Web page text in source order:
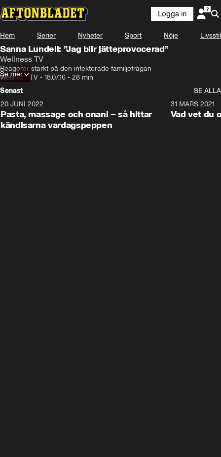
Logga in
Hem Serier Nyheter Sport Nöje Livsstil
Sanna Lundell: ”Jag blir jätteprovocerad”
Wellness TV
Reagerar starkt på den infekterade familjefrågan
Wellness TV • 18.07.16 • 28 min
Se mer
Senast
SE ALLA
20 JUNI 2022
Pasta, massage och onani – så hittar
kändisarna vardagspeppen
31 MARS 2021
Vad vet du